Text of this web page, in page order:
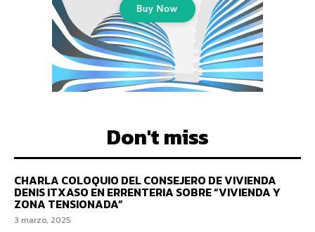
Don't miss
CHARLA COLOQUIO DEL CONSEJERO DE VIVIENDA
DENIS ITXASO EN ERRENTERIA SOBRE “VIVIENDA Y
ZONA TENSIONADA”
3 marzo, 2025